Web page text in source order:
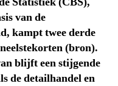
van de
kampt twee derde
(bron).
blijft een stijgende
de detailhandel en